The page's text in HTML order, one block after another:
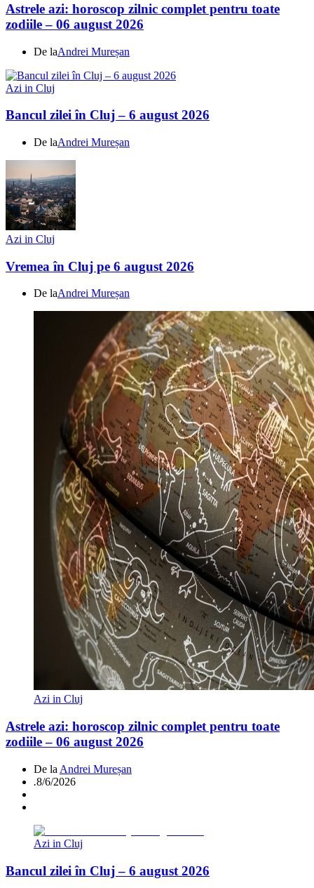
Astrele azi: horoscop zilnic complet pentru toate
zodiile – 06 august 2026
De laAndrei Mureșan
Azi in Cluj
Bancul zilei în Cluj – 6 august 2026
De laAndrei Mureșan
Azi in Cluj
Vremea în Cluj pe 6 august 2026
De laAndrei Mureșan
Azi in Cluj
Astrele azi: horoscop zilnic complet pentru toate
zodiile – 06 august 2026
De la Andrei Mureșan
.8/6/2026
Azi in Cluj
Bancul zilei în Cluj – 6 august 2026